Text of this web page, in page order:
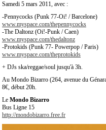
évènements
à
venir
Annoncer
un
évènement
Contact
À
propos
Samedi 5 mars 2011, avec :
-Pennycocks (Punk 77-Oi! / Barcelone)
www.myspace.com/thepennycocks
-The Daltonz (Oi!-Punk / Caen)
www.myspace.com/thedaltonz
-Protokids (Punk 77- Powerpop / Paris)
www.myspace.com/theprotokids
+ DJs ska/reggae/soul jusqu'à 3h.
Au Mondo Bizarro (264, avenue du
8€, début 20h.
Le Mondo Bizarro
Bus Ligne 15
http://mondobizarro.free.fr